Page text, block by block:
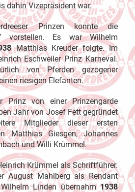
dahin Vizepräsident war.
Prinzen konnte die
vorstellen. Es war Wilhelm
Matthias Kreuder folgte. Im
Eschweiler Prinz Karneval.
von Pferden gezogener
riesigen Elefanten.
Prinz von einer Prinzengarde
Jahr von Josef Fett gegründet
Mitglieder dieser ersten
Matthias Giesgen, Johannes
und Willi Krümmel.
Krümmel als Schriftführer.
August Mahlberg als Rendant
Linden übernahm1938